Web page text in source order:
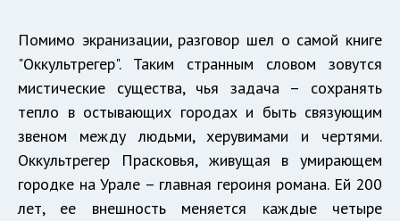
Помимо экранизации, разговор шел о самой книге
"Оккультрегер". Таким странным словом зовутся
мистические существа, чья задача – сохранять
тепло в остывающих городах и быть связующим
звеном между людьми, херувимами и чертями.
Оккультрегер Прасковья, живущая в умирающем
городке на Урале – главная героиня романа. Ей 200
лет, ее внешность меняется каждые четыре